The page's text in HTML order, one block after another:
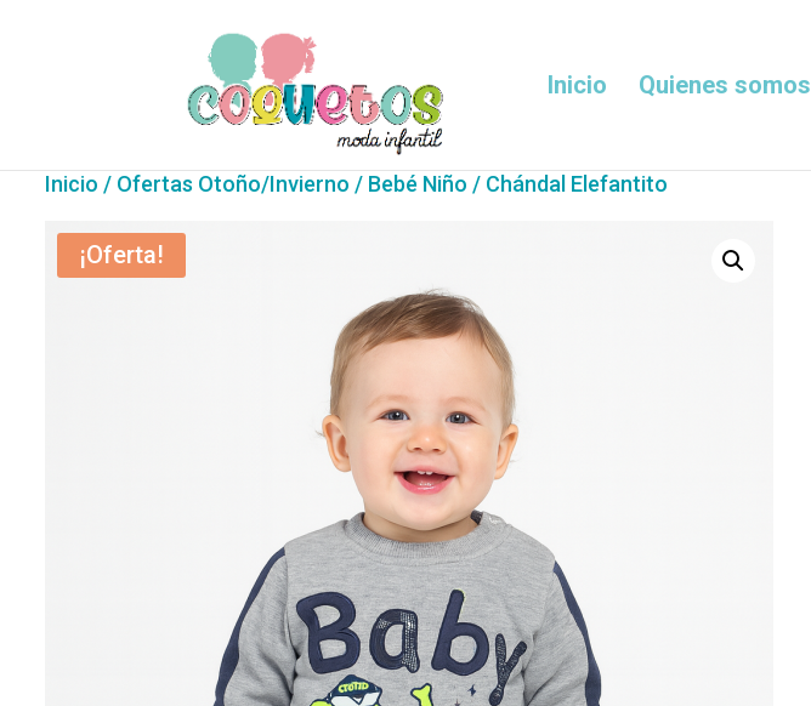
Inicio Quienes somos
Inicio / Ofertas Otoño/Invierno / Bebé Niño / Chándal Elefantito
¡Oferta!